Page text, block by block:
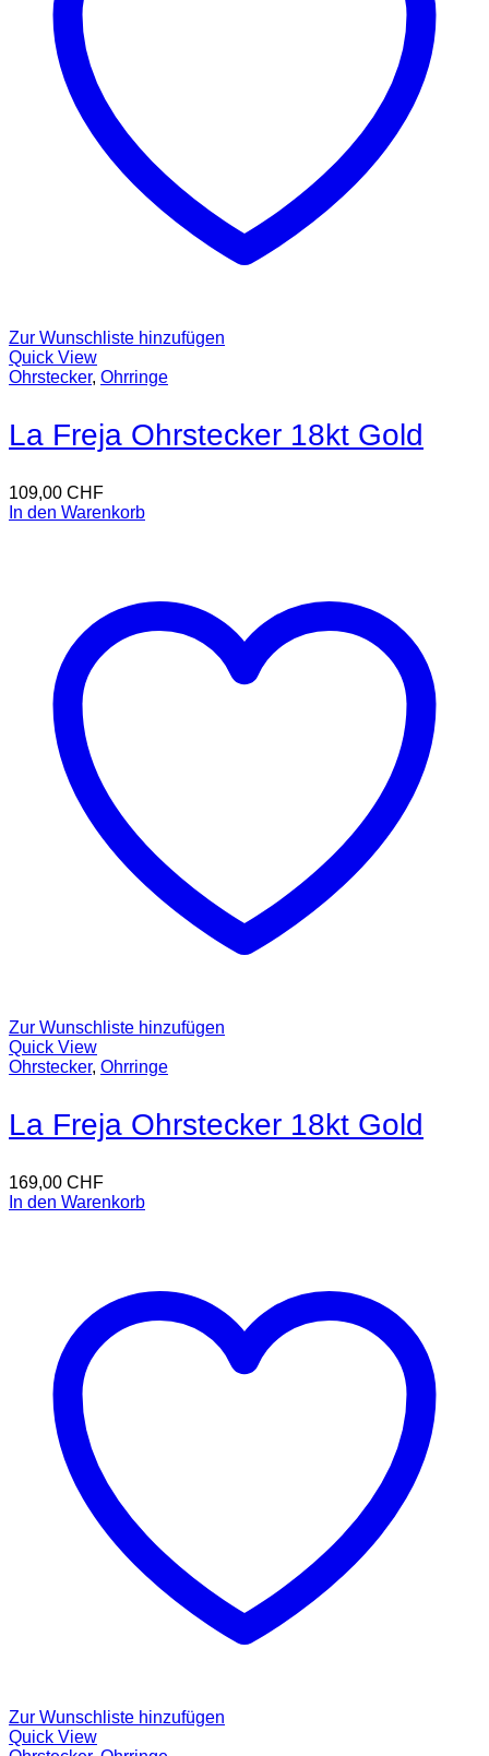
Zur Wunschliste hinzufügen
Quick View
Ohrstecker, Ohrringe
La Freja Ohrstecker 18kt Gold
109,00 CHF
In den Warenkorb
Zur Wunschliste hinzufügen
Quick View
Ohrstecker, Ohrringe
La Freja Ohrstecker 18kt Gold
169,00 CHF
In den Warenkorb
Zur Wunschliste hinzufügen
Quick View